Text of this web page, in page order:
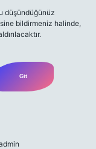
düşündüğünüz
bildirmeniz halinde,